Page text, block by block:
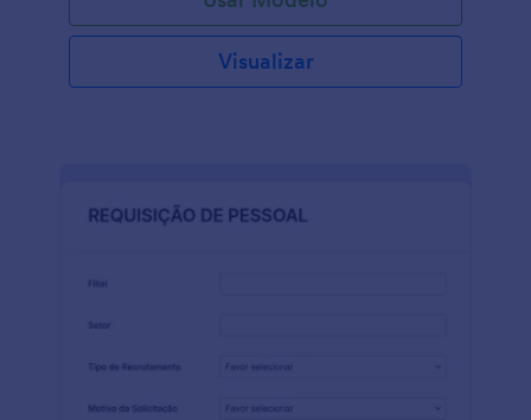
apresentar suas experiências profissionais passadas e
referências pessoais, e seção de termos e
condições com campo de assinatura que servirá
Visualizar